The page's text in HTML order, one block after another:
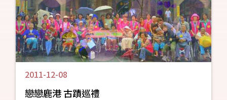
2011-12-08
戀戀鹿港 古蹟巡禮